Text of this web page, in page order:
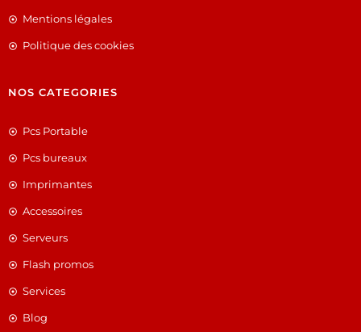
Mentions légales
Politique des cookies
NOS CATEGORIES
Pcs Portable
Pcs bureaux
Imprimantes
Accessoires
Serveurs
Flash promos
Services
Blog